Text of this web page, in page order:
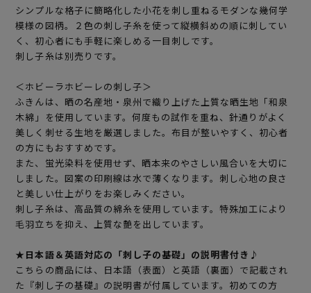
シンプルな格子に簡略化した小花を刺し重ねるモダンな幾何学
模様の図柄。２色の刺し子糸を使って縦横斜めの順に刺してい
く、初心者にも手軽に楽しめる一目刺しです。
刺し子糸は別売りです。
＜ホビーラホビーレの刺し子＞
ふきんは、晒の名産地・泉州で織り上げた上質な晒生地「和泉
木綿」を使用しています。何度もの試作を重ね、針通りがよく
美しく刺せる生地を厳選しました。布目が整いやすく、初心者
の方にもおすすめです。
また、蛍光染料を使用せず、晒本来のやさしい風合いを大切に
しました。図案の印刷線は水で薄くなります。刺し心地の良さ
と美しい仕上がりをお楽しみください。
刺し子糸は、高品質の綿糸を使用しています。特殊加工により
毛羽立ちを抑え、上質な艶を出しています。
★日本語＆英語対応の「刺し子の基礎」の説明書付き♪
こちらの商品には、日本語（表面）と英語（裏面）で記載され
た『刺し子の基礎』の説明書が付属しています。初めての方